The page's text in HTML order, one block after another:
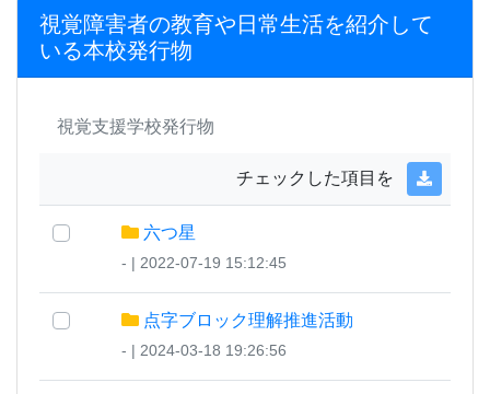
視覚障害者の教育や日常生活を紹介して
いる本校発行物
視覚支援学校発行物
チェックした項目を
六つ星
- | 2022-07-19 15:12:45
点字ブロック理解推進活動
- | 2024-03-18 19:26:56